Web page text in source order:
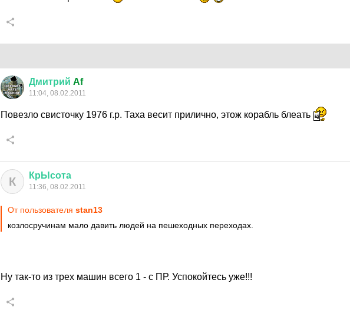
Дмитрий Af
11:04, 08.02.2011
Повезло свисточку 1976 г.р. Таха весит прилично, этож корабль блеать
К КрЫсота
11:36, 08.02.2011
От пользователя stan13
козлосручинам мало давить людей на пешеходных переходах.
Ну так-то из трех машин всего 1 - с ПР. Успокойтесь уже!!!